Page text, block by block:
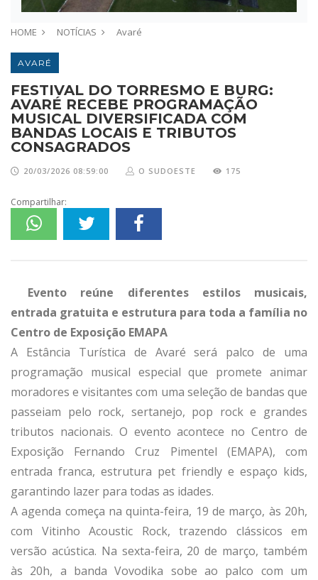
HOME NOTÍCIAS Avaré
AVARÉ
FESTIVAL DO TORRESMO E BURG:
AVARÉ RECEBE PROGRAMAÇÃO
MUSICAL DIVERSIFICADA COM
BANDAS LOCAIS E TRIBUTOS
CONSAGRADOS
20/03/2026 08:59:00 O SUDOESTE 175
Compartilhar:
Evento reúne diferentes estilos musicais,
entrada gratuita e estrutura para toda a família no
Centro de Exposição EMAPA
A Estância Turística de Avaré será palco de uma
programação musical especial que promete animar
moradores e visitantes com uma seleção de bandas que
passeiam pelo rock, sertanejo, pop rock e grandes
tributos nacionais. O evento acontece no Centro de
Exposição Fernando Cruz Pimentel (EMAPA), com
entrada franca, estrutura pet friendly e espaço kids,
garantindo lazer para todas as idades.
A agenda começa na quinta-feira, 19 de março, às 20h,
com Vitinho Acoustic Rock, trazendo clássicos em
versão acústica. Na sexta-feira, 20 de março, também
às 20h, a banda Vovodika sobe ao palco com um